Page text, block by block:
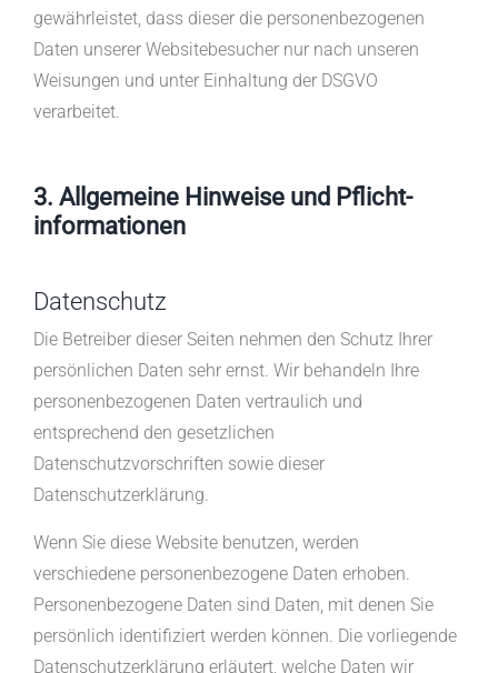
gewährleistet, dass dieser die personenbezogenen
Daten unserer Websitebesucher nur nach unseren
Weisungen und unter Einhaltung der DSGVO
verarbeitet.
3. Allgemeine Hinweise und Pflicht­
informationen
Datenschutz
Die Betreiber dieser Seiten nehmen den Schutz Ihrer
persönlichen Daten sehr ernst. Wir behandeln Ihre
personenbezogenen Daten vertraulich und
entsprechend den gesetzlichen
Datenschutzvorschriften sowie dieser
Datenschutzerklärung.
Wenn Sie diese Website benutzen, werden
verschiedene personenbezogene Daten erhoben.
Personenbezogene Daten sind Daten, mit denen Sie
persönlich identifiziert werden können. Die vorliegende
Datenschutzerklärung erläutert, welche Daten wir